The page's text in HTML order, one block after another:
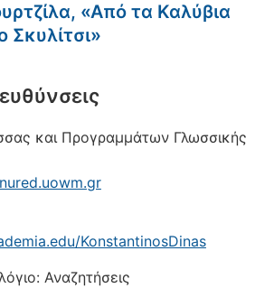
«Από τα Καλύβια
Σκυλίτσι»
και Προγραμμάτων Γλωσσικής
KonstantinosDinas
Αναζητήσεις